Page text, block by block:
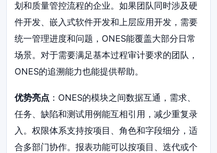
划和质量管控流程的企业。如果团队同时涉及硬
件开发、嵌入式软件开发和上层应用开发，需要
统一管理进度和问题，ONES能覆盖大部分日常
场景。对于需要满足基本过程审计要求的团队，
ONES的追溯能力也能提供帮助。
优势亮点 ：ONES的模块之间数据互通，需求、
任务、缺陷和测试用例能互相引用，减少重复录
入。权限体系支持按项目、角色和字段细分，适
合多部门协作。报表功能可以按项目、迭代或个